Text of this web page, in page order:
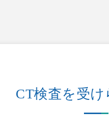
CT検査を受
ご受診の
ックでは、下記2つの方法で予